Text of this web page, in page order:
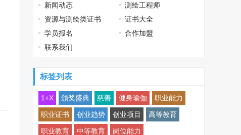
新闻动态
测绘工程师
资源与测绘类证书
证书大全
学员报名
合作加盟
联系我们
标签列表
1+X 颁奖盛典 慈善 健身瑜伽 职业能力
职业证书 创业趋势 创业项目 高等教育
职业教育 中等教育 岗位能力